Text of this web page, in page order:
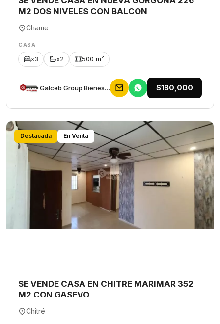
M2 DOS NIVELES CON BALCON
Chame
CASA
x3 x2 500 m²
Galceb Group Bienes Raices $180,000
Destacada En Venta
SE VENDE CASA EN CHITRE MARIMAR 352
M2 CON GASEVO
Chitré